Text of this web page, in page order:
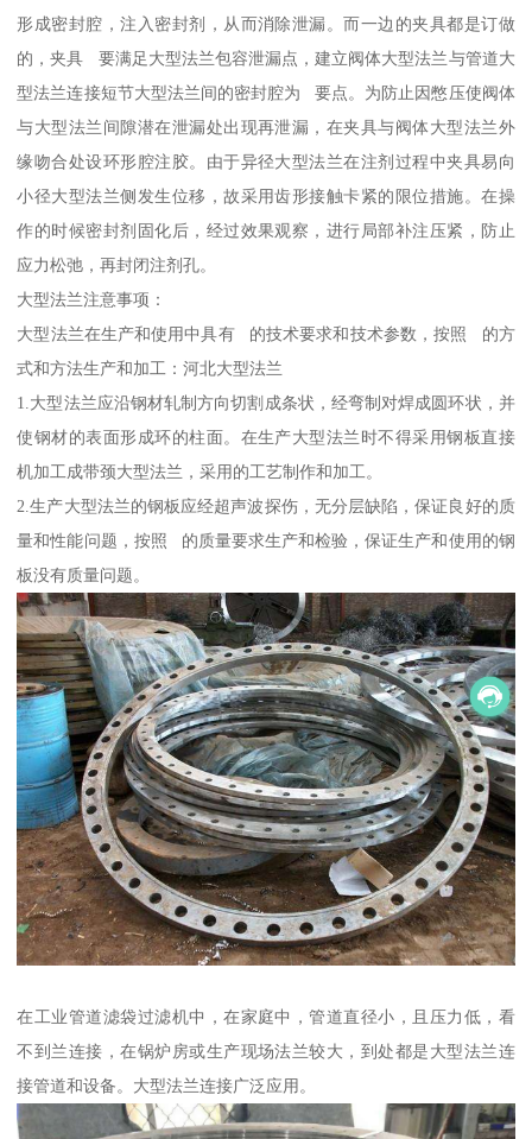
形成密封腔，注入密封剂，从而消除泄漏。而一边的夹具都是订做
的，夹具 要满足大型法兰包容泄漏点，建立阀体大型法兰与管道大
型法兰连接短节大型法兰间的密封腔为 要点。为防止因憋压使阀体
与大型法兰间隙潜在泄漏处出现再泄漏，在夹具与阀体大型法兰外
缘吻合处设环形腔注胶。由于异径大型法兰在注剂过程中夹具易向
小径大型法兰侧发生位移，故采用齿形接触卡紧的限位措施。在操
作的时候密封剂固化后，经过效果观察，进行局部补注压紧，防止
应力松弛，再封闭注剂孔。
大型法兰注意事项：
大型法兰在生产和使用中具有 的技术要求和技术参数，按照 的方
式和方法生产和加工：河北大型法兰
1.大型法兰应沿钢材轧制方向切割成条状，经弯制对焊成圆环状，并
使钢材的表面形成环的柱面。在生产大型法兰时不得采用钢板直接
机加工成带颈大型法兰，采用的工艺制作和加工。
2.生产大型法兰的钢板应经超声波探伤，无分层缺陷，保证良好的质
量和性能问题，按照 的质量要求生产和检验，保证生产和使用的钢
板没有质量问题。
在工业管道滤袋过滤机中，在家庭中，管道直径小，且压力低，看
不到兰连接，在锅炉房或生产现场法兰较大，到处都是大型法兰连
接管道和设备。大型法兰连接广泛应用。